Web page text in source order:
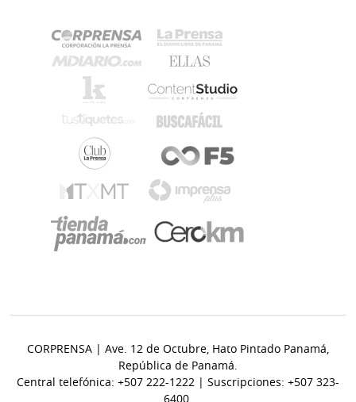
CORPRENSA | Ave. 12 de Octubre, Hato Pintado Panamá,
República de Panamá.
Central telefónica: +507 222-1222 | Suscripciones: +507 323-
6400.